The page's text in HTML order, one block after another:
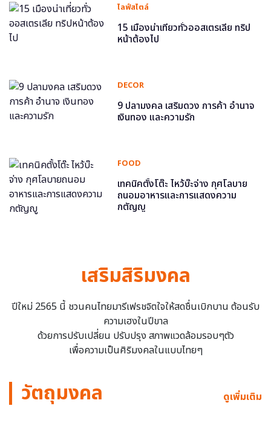
ไลฟ์สไตล์
15 เมืองน่าเที่ยวทั่วออสเตรเลีย ทริป
หน้าต้องไป
DECOR
9 ปลามงคล เสริมดวง การค้า อำนาจ
เงินทอง และความรัก
FOOD
เทคนิคตั้งโต๊ะ ไหว้บ๊ะจ่าง กุศโลบาย
ถนอมอาหารและการแสดงความ
กตัญญู
เสริมสิริมงคล
ปีใหม่ 2565 นี้ ชวนคนไทยมารีเฟรชจิตใจให้สดชื่นเบิกบาน ต้อนรับ
ความเฮงในปีขาล
ด้วยการปรับเปลี่ยน ปรับปรุง สภาพแวดล้อมรอบๆตัว
เพื่อความเป็นศิริมงคลในแบบไทยๆ
วัตถุมงคล ดูเพิ่มเติม